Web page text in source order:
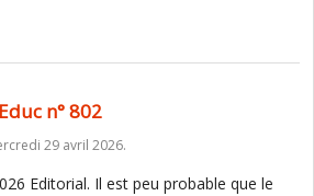
n° 802
29 avril 2026.
Editorial. Il est peu probable que le